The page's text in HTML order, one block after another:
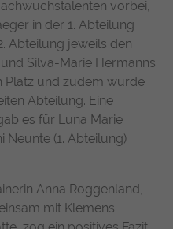
vorbei,
in der 1. Abteilung
Abteilung jeweils den
Silva-Marie Hermanns
Platz und zudem wurde
Abteilung. Eine
es für Luna Marie
Neunte (1. Abteilung)
Anna Roggenland,
mit Klemens